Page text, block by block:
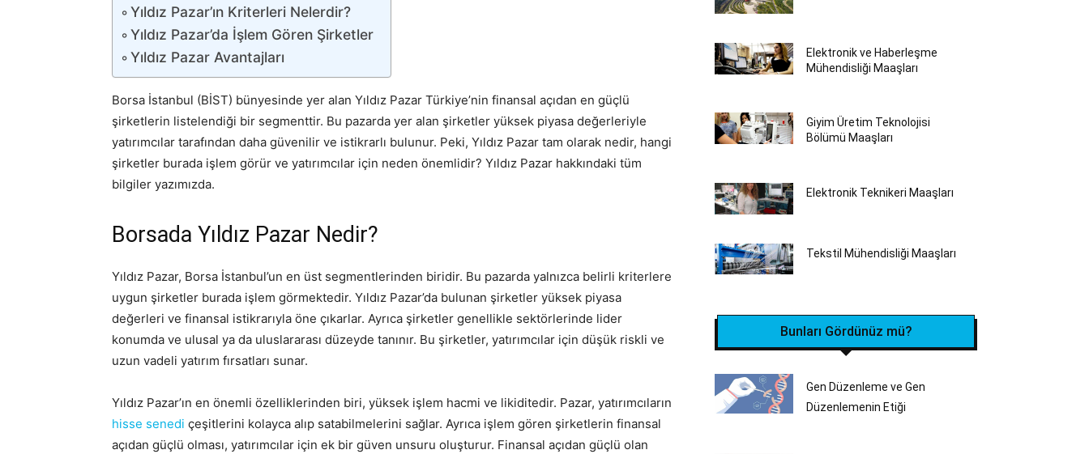
Yıldız Pazar’ın Kriterleri Nelerdir?
Yıldız Pazar’da İşlem Gören Şirketler
Yıldız Pazar Avantajları
Borsa İstanbul (BİST) bünyesinde yer alan Yıldız Pazar Türkiye’nin finansal açıdan en güçlü
şirketlerin listelendiği bir segmenttir. Bu pazarda yer alan şirketler yüksek piyasa değerleriyle
yatırımcılar tarafından daha güvenilir ve istikrarlı bulunur. Peki, Yıldız Pazar tam olarak nedir, hangi
şirketler burada işlem görür ve yatırımcılar için neden önemlidir? Yıldız Pazar hakkındaki tüm
bilgiler yazımızda.
Borsada Yıldız Pazar Nedir?
Yıldız Pazar, Borsa İstanbul’un en üst segmentlerinden biridir. Bu pazarda yalnızca belirli kriterlere
uygun şirketler burada işlem görmektedir. Yıldız Pazar’da bulunan şirketler yüksek piyasa
değerleri ve finansal istikrarıyla öne çıkarlar. Ayrıca şirketler genellikle sektörlerinde lider
konumda ve ulusal ya da uluslararası düzeyde tanınır. Bu şirketler, yatırımcılar için düşük riskli ve
uzun vadeli yatırım fırsatları sunar.
Yıldız Pazar’ın en önemli özelliklerinden biri, yüksek işlem hacmi ve likiditedir. Pazar, yatırımcıların
hisse senedi çeşitlerini kolayca alıp satabilmelerini sağlar. Ayrıca işlem gören şirketlerin finansal
açıdan güçlü olması, yatırımcılar için ek bir güven unsuru oluşturur. Finansal açıdan güçlü olan
Elektronik ve Haberleşme
Mühendisliği Maaşları
Giyim Üretim Teknolojisi
Bölümü Maaşları
Elektronik Teknikeri Maaşları
Tekstil Mühendisliği‎ Maaşları
Bunları Gördünüz mü?
Gen Düzenleme ve Gen
Düzenlemenin Etiği